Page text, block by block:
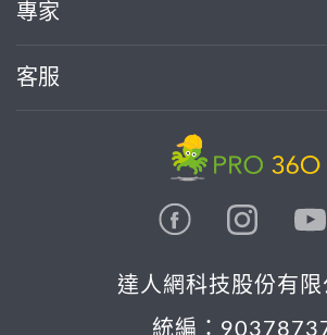
專家
客服
達人網科技股份有限
統編：